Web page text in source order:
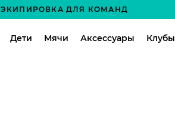
ЭКИПИРОВКА ДЛЯ КОМАНД
Дети Мячи Аксессуары Клубы